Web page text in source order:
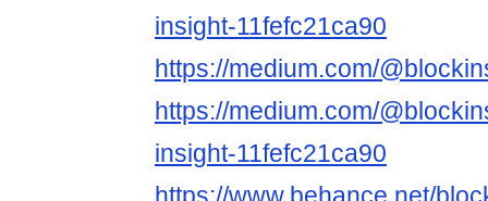
insight-11fefc21ca90
https://medium.com/
https://medium.com/
insight-11fefc21ca90